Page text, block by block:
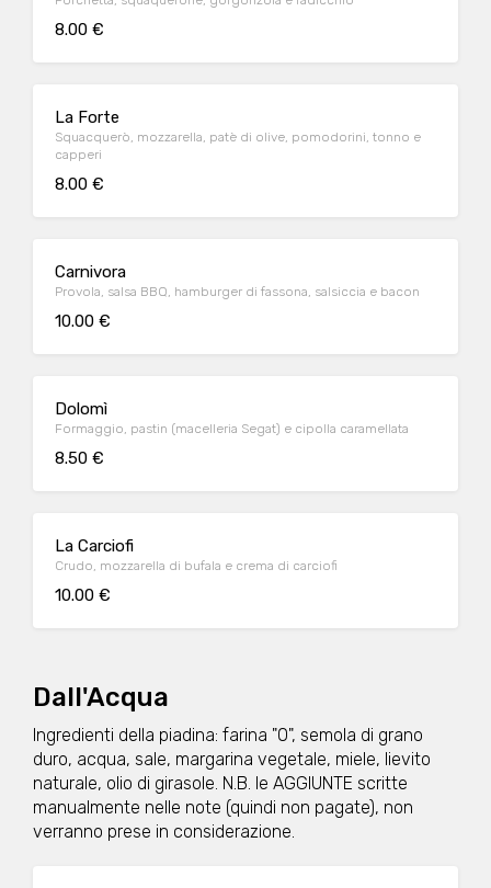
8.00 €
La Forte
Squacquerò, mozzarella, patè di olive, pomodorini, tonno e
capperi
8.00 €
Carnivora
Provola, salsa BBQ, hamburger di fassona, salsiccia e bacon
10.00 €
Dolomì
Formaggio, pastin (macelleria Segat) e cipolla caramellata
8.50 €
La Carciofi
Crudo, mozzarella di bufala e crema di carciofi
10.00 €
Dall'Acqua
Ingredienti della piadina: farina "0", semola di grano
duro, acqua, sale, margarina vegetale, miele, lievito
naturale, olio di girasole. N.B. le AGGIUNTE scritte
manualmente nelle note (quindi non pagate), non
verranno prese in considerazione.